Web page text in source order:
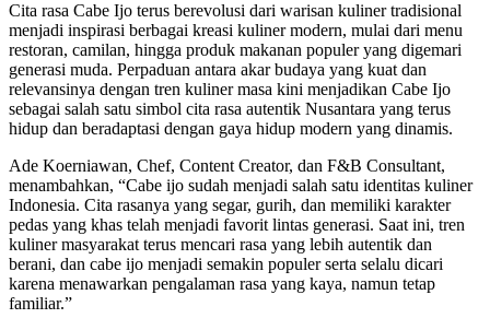
Cita rasa Cabe Ijo terus berevolusi dari warisan kuliner tradisional
menjadi inspirasi berbagai kreasi kuliner modern, mulai dari menu
restoran, camilan, hingga produk makanan populer yang digemari
generasi muda. Perpaduan antara akar budaya yang kuat dan
relevansinya dengan tren kuliner masa kini menjadikan Cabe Ijo
sebagai salah satu simbol cita rasa autentik Nusantara yang terus
hidup dan beradaptasi dengan gaya hidup modern yang dinamis.
Ade Koerniawan, Chef, Content Creator, dan F&B Consultant,
menambahkan, “Cabe ijo sudah menjadi salah satu identitas kuliner
Indonesia. Cita rasanya yang segar, gurih, dan memiliki karakter
pedas yang khas telah menjadi favorit lintas generasi. Saat ini, tren
kuliner masyarakat terus mencari rasa yang lebih autentik dan
berani, dan cabe ijo menjadi semakin populer serta selalu dicari
karena menawarkan pengalaman rasa yang kaya, namun tetap
familiar.”